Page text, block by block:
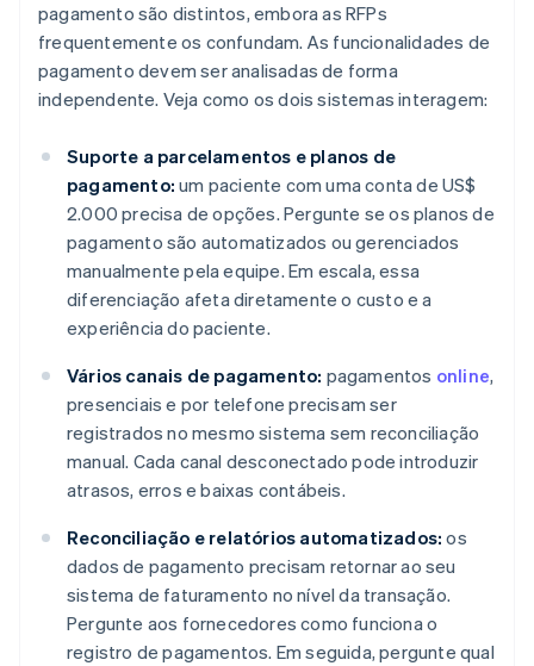
pagamento são distintos, embora as RFPs
frequentemente os confundam. As funcionalidades de
pagamento devem ser analisadas de forma
independente. Veja como os dois sistemas interagem:
Suporte a parcelamentos e planos de
pagamento: um paciente com uma conta de US$
2.000 precisa de opções. Pergunte se os planos de
pagamento são automatizados ou gerenciados
manualmente pela equipe. Em escala, essa
diferenciação afeta diretamente o custo e a
experiência do paciente.
Vários canais de pagamento: pagamentos online,
presenciais e por telefone precisam ser
registrados no mesmo sistema sem reconciliação
manual. Cada canal desconectado pode introduzir
atrasos, erros e baixas contábeis.
Reconciliação e relatórios automatizados: os
dados de pagamento precisam retornar ao seu
sistema de faturamento no nível da transação.
Pergunte aos fornecedores como funciona o
registro de pagamentos. Em seguida, pergunte qual